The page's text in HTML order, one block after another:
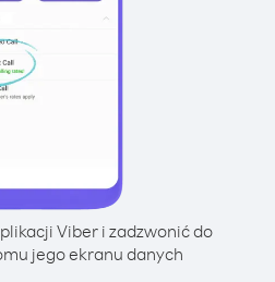
Viber i zadzwonić do
jego ekranu danych